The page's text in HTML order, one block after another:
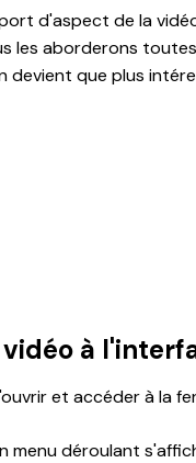
d'aspect de la
les aborderons
devient que plus
à
et accéder à la
menu déroulant